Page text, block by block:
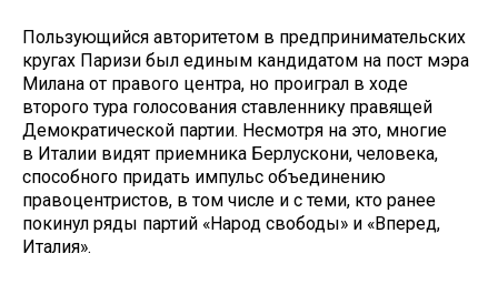
Пользующийся авторитетом в предпринимательских
кругах Паризи был единым кандидатом на пост мэра
Милана от правого центра, но проиграл в ходе
второго тура голосования ставленнику правящей
Демократической партии. Несмотря на это, многие
в Италии видят приемника Берлускони, человека,
способного придать импульс объединению
правоцентристов, в том числе и с теми, кто ранее
покинул ряды партий «Народ свободы» и «Вперед,
Италия».